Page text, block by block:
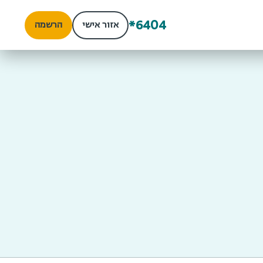
*6404 אזור אישי הרשמה